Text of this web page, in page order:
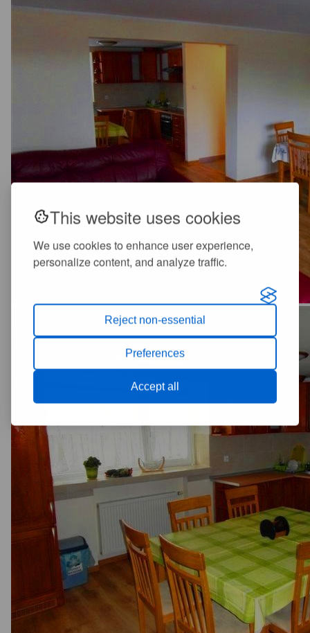
This website uses cookies
We use cookies to enhance user experience,
personalize content, and analyze traffic.
Reject non-essential
Preferences
Accept all